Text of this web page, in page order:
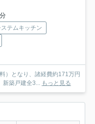
ステムキッチン
）となり、諸経費約171万円
築戸建全3... もっと見る